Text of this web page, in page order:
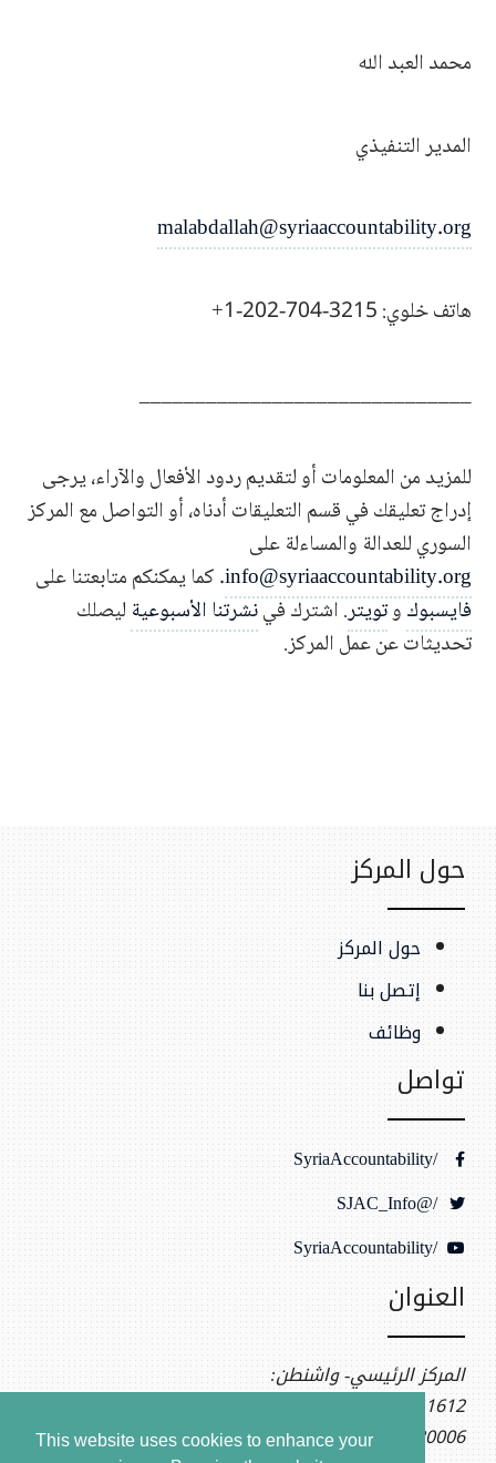
This website uses cookies to enhance your
محمد العبد الله
المدير التنفيذي
malabdallah@syriaaccountability.org
هاتف خلوي: 3215-704-202-1+
______________________________
للمزيد من المعلومات أو لتقديم ردود الأفعال والآراء، يرجى
إدراج تعليقك في قسم التعليقات أدناه، أو التواصل مع المركز
السوري للعدالة والمساءلة على
info@syriaaccountability.org. كما يمكنكم متابعتنا على
فايسبوكوتويتر. اشترك فينشرتنا الأسبوعية ليصلك
تحديثات عن عمل المركز.
حول المركز
حول المركز
إتصل بنا
وظائف
تواصل
/SyriaAccountability
/@SJAC_Info
/SyriaAccountability
العنوان
المركز الرئيسي- واشنطن:
1612 K St NW, Ste 400
Washington, DC 20006